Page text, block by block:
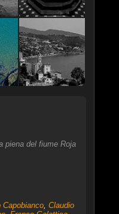
piena del fiume Roja
Capobianco, Claudio